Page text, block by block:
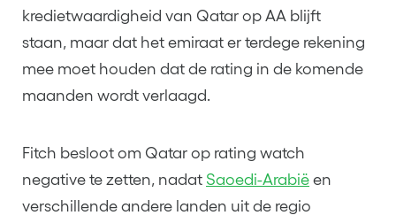
kredietwaardigheid van Qatar op AA blijft
staan, maar dat het emiraat er terdege rekening
mee moet houden dat de rating in de komende
maanden wordt verlaagd.
Fitch besloot om Qatar op rating watch
negative te zetten, nadat Saoedi-Arabië en
verschillende andere landen uit de regio